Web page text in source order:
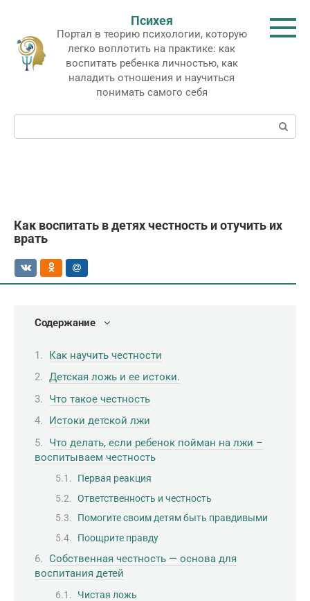
контенту
Психея
Портал в теорию психологии, которую
легко воплотить на практике: как
воспитать ребенка личностью, как
наладить отношения и научиться
понимать самого себя
Поиск:
Как воспитать в детях честность и отучить их
врать
Содержание
Как научить честности
Детская ложь и ее истоки.
Что такое честность
Истоки детской лжи
Что делать, если ребенок пойман на лжи –
воспитываем честность
Первая реакция
Ответственность и честность
Помогите своим детям быть правдивыми
Поощрите правду
Собственная честность — основа для
воспитания детей
Чистая ложь